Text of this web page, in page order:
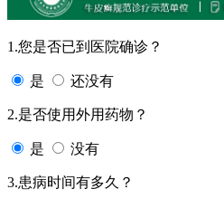
1.您是否已到医院确诊？
是 还没有
2.是否使用外用药物？
是 没有
3.患病时间有多久？